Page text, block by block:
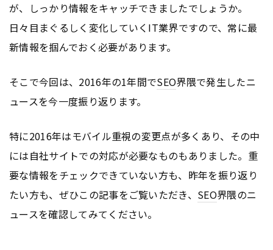
が、しっかり情報をキャッチできましたでしょうか。
日々目まぐるしく変化していくIT業界ですので、常に最
新情報を掴んでおく必要があります。
そこで今回は、2016年の1年間でSEO界隈で発生したニ
ュースを今一度振り返ります。
特に2016年はモバイル重視の変更点が多くあり、その中
には自社サイトでの対応が必要なものもありました。重
要な情報をチェックできていない方も、昨年を振り返り
たい方も、ぜひこの記事をご覧いただき、 SEO界隈のニ
ュースを確認してみてください。